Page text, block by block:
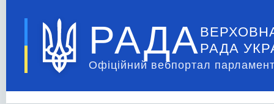
РАДА РАДА
Офіційний вебпортал